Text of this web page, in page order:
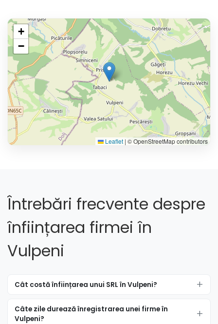
+
−
Leaflet | © OpenStreetMap contributors
Întrebări frecvente despre
înființarea firmei în
Vulpeni
Cât costă înființarea unui SRL în Vulpeni?
Câte zile durează înregistrarea unei firme în
Vulpeni?